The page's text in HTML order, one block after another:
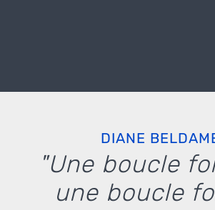
DIANE
"Une boucle
une boucle